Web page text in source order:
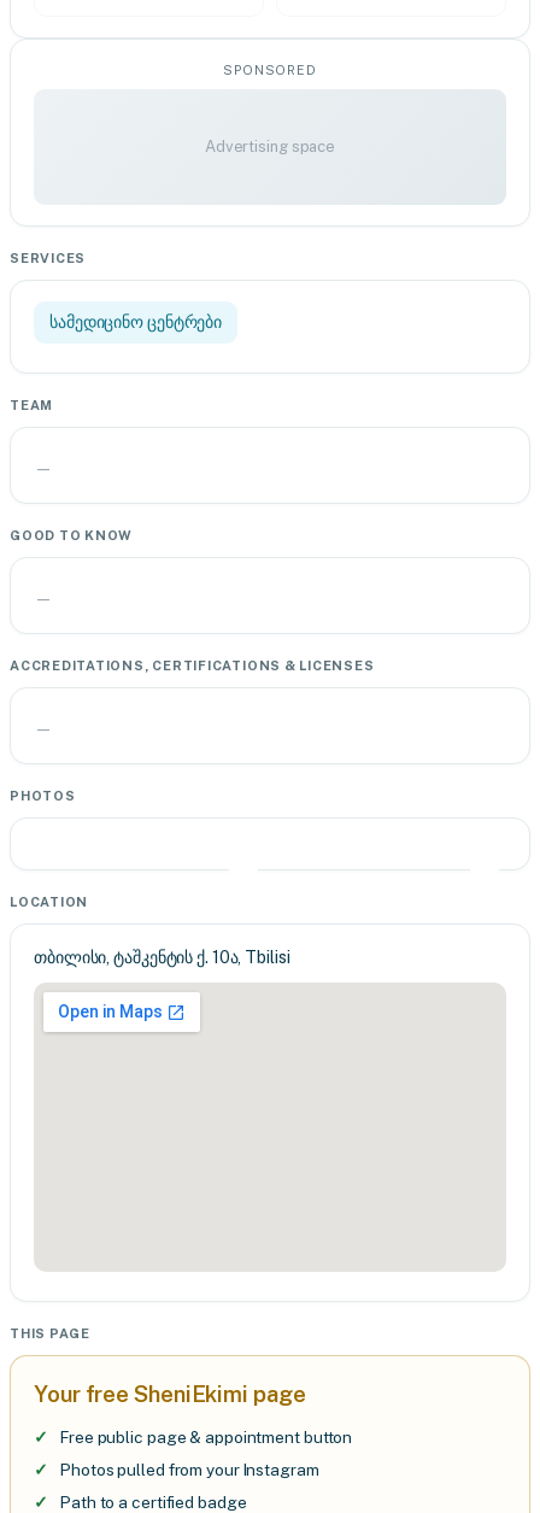
SPONSORED
Advertising space
SERVICES
სამედიცინო ცენტრები
TEAM
—
GOOD TO KNOW
—
ACCREDITATIONS, CERTIFICATIONS & LICENSES
—
PHOTOS
LOCATION
თბილისი, ტაშკენტის ქ. 10ა, Tbilisi
THIS PAGE
Your free SheniEkimi page
Free public page & appointment button
Photos pulled from your Instagram
Path to a certified badge